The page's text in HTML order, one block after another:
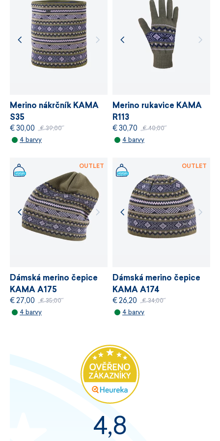
stanovuje požadavky na bezpečnost
chemických látek, odpovědné využívání zdrojů
a řízení výrobních procesů.
Merino nákrčník KAMA
S35
€ 30,00 € 39,00
4 barvy
Merino rukavice KAMA
R113
€ 30,70 € 40,00
4 barvy
Dámská merino čepice
KAMA A175
€ 27,00 € 35,00
4 barvy
OUTLET
Dámská merino čepice
KAMA A174
€ 26,20 € 34,00
4 barvy
OUTLET
4,8